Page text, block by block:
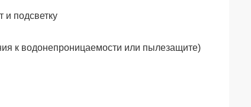
и подсветку
к водонепроницаемости или пылезащите)